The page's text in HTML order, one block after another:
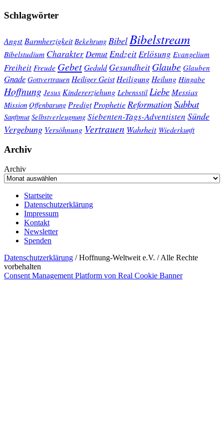
Schlagwörter
Angst Barmherzigkeit Bekehrung Bibel Bibelstream
Bibelstudium Charakter Demut EndzeitErlösung Evangelium
Freiheit Freude GebetGeduld Gesundheit Glaube Glauben
Gnade Gottvertrauen Heiliger Geist Heiligung Heilung Hingabe
Hoffnung Jesus Kindererziehung Lebensstil Liebe Messias
Mission Offenbarung Predigt Prophetie ReformationSabbat
Sanftmut Selbstverleugnung Siebenten-Tags-Adventisten Sünde
Vergebung Versöhnung Vertrauen Wahrheit Wiederkunft
Archiv
Archiv
Startseite
Datenschutzerklärung
Impressum
Kontakt
Newsletter
Spenden
Datenschutzerklärung / Hoffnung-Weltweit e.V. / Alle Rechte
vorbehalten
Consent Management Platform von Real Cookie Banner